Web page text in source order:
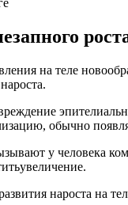
на теле
обычно
у человека
нароста на